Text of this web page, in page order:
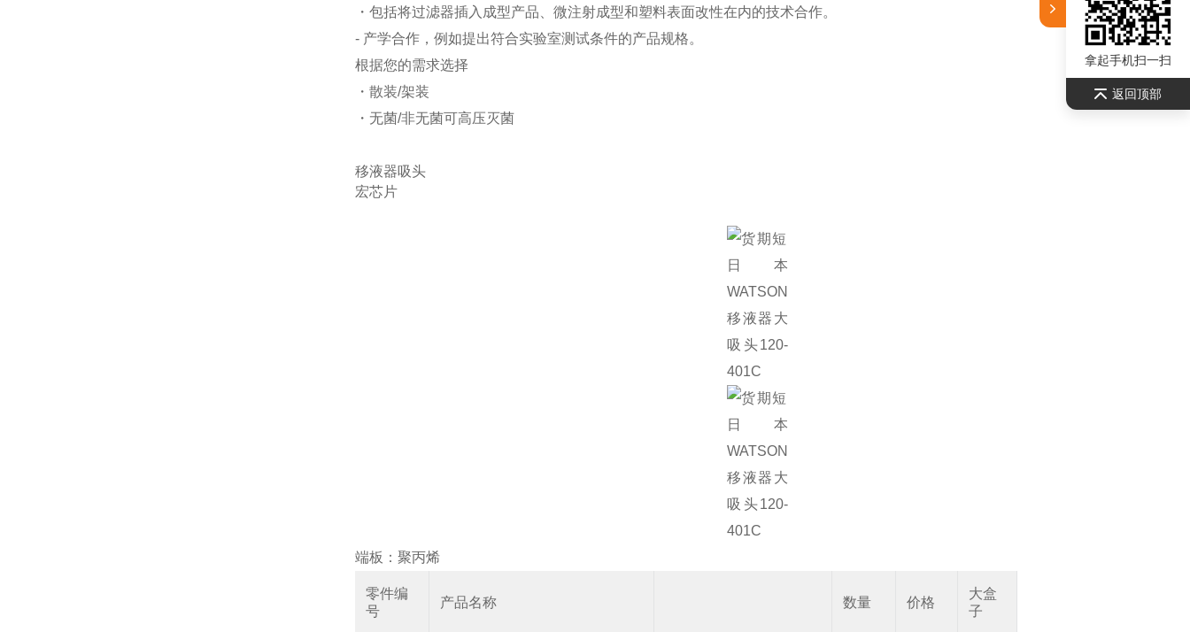
・包括将过滤器插入成型产品、微注射成型和塑料表面改性在内的技术合作。
- 产学合作，例如提出符合实验室测试条件的产品规格。
根据您的需求选择
・散装/架装
・无菌/非无菌可高压灭菌
移液器吸头
宏芯片
端板：聚丙烯
零件编
号
产品名称 数量 价格
大盒
子
拿起手机扫一扫
返回顶部